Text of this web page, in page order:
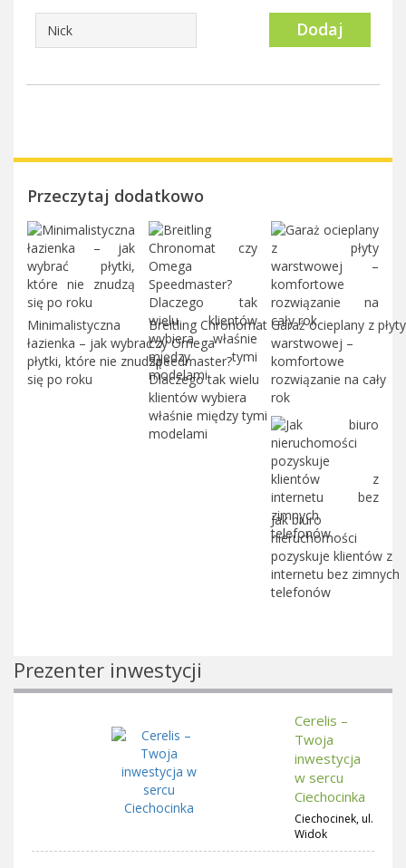
Dodaj
Przeczytaj dodatkowo
Minimalistyczna
łazienka – jak wybrać
płytki, które nie znudzą
się po roku
Breitling Chronomat
czy Omega
Speedmaster?
Dlaczego tak wielu
klientów wybiera
właśnie między tymi
modelami
Garaż ocieplany z płyty
warstwowej –
komfortowe
rozwiązanie na cały
rok
Jak biuro
nieruchomości
pozyskuje klientów z
internetu bez zimnych
telefonów
Prezenter inwestycji
Cerelis –
Twoja
inwestycja
w sercu
Ciechocinka
Ciechocinek, ul.
Widok